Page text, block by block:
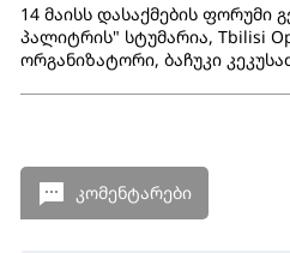
14 მაისს დასაქმების
პალიტრის" სტუმარია, Tbilisi
ორგანიზატორი, ბაჩუკი
კომენტარები